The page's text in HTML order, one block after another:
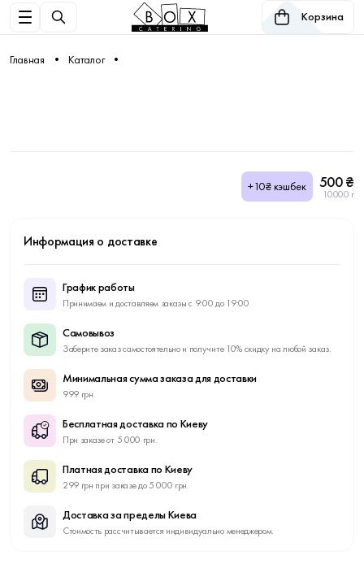
Корзина
Главная Каталог
+10₴ кэшбек 500 ₴
10000 г
Информация о доставке
График работы
Принимаем и доставляем заказы с 9:00 до 19:00
Самовывоз
Заберите заказ самостоятельно и получите 10% скидку на любой заказ.
Минимальная сумма заказа для доставки
999 грн.
Бесплатная доставка по Киеву
При заказе от 5 000 грн.
Платная доставка по Киеву
299 грн при заказе до 5 000 грн.
Доставка за пределы Киева
Стоимость рассчитывается индивидуально менеджером.